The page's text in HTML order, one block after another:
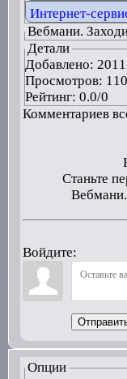
Интернет-
Вебмани.
Детали
Добавлено:
Просмотров:
Рейтинг: 0.0/0
Комментариев
Станьте
Войдите:
Опции